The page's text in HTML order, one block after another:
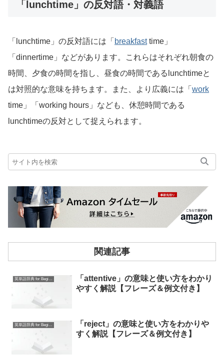
「lunchtime」の反対語・対義語
「lunchtime」の反対語には「 breakfasttime」
「dinnertime」などがあります。これらはそれぞれ朝食の
時間、夕食の時間を指し、昼食の時間であるlunchtimeと
は対照的な意味を持ちます。また、より広義には「 work
time」「working hours」なども、休憩時間である
lunchtimeの反対として捉えられます。
関連記事
英単語辞典 for Beginners
「attentive」の意味と使い方をわかり
やすく解説【フレーズ＆例文付き】
英単語辞典 for Beginners
「reject」の意味と使い方をわかりや
すく解説【フレーズ＆例文付き】